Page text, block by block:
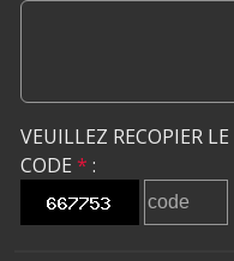
VEUILLEZ RECOPIER LE
CODE * :